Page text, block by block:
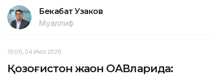
Бекабат Узаков
Муаллиф
10:00, 04 Июл 2026
Қозоғистон жаҳон ОАВларида: